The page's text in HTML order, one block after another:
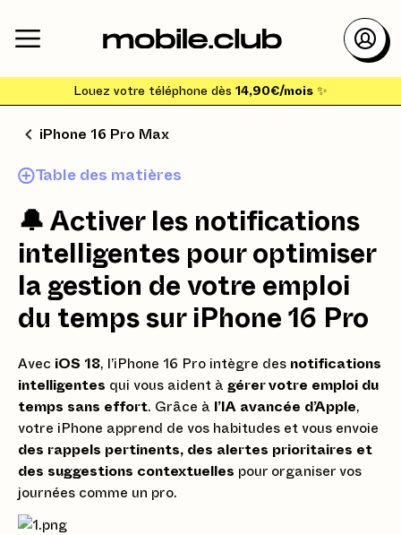
Louez votre téléphone dès 14,90€/mois ✨
iPhone 16 Pro Max
Table des matières
🔔 Activer les notifications
intelligentes pour optimiser
la gestion de votre emploi
du temps sur iPhone 16 Pro
Avec iOS 18, l’iPhone 16 Pro intègre des notifications
intelligentes qui vous aident à gérer votre emploi du
temps sans effort. Grâce à l’IA avancée d’Apple,
votre iPhone apprend de vos habitudes et vous envoie
des rappels pertinents, des alertes prioritaires et
des suggestions contextuelles pour organiser vos
journées comme un pro.